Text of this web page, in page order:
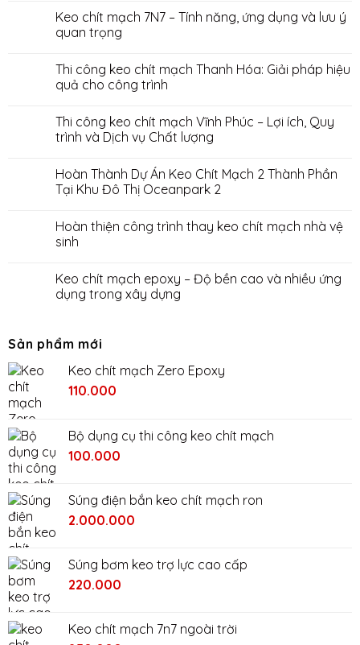
Keo chít mạch 7N7 – Tính năng, ứng dụng và lưu ý
quan trọng
Thi công keo chít mạch Thanh Hóa: Giải pháp hiệu
quả cho công trình
Thi công keo chít mạch Vĩnh Phúc – Lợi ích, Quy
trình và Dịch vụ Chất lượng
Hoàn Thành Dự Án Keo Chít Mạch 2 Thành Phần
Tại Khu Đô Thị Oceanpark 2
Hoàn thiện công trình thay keo chít mạch nhà vệ
sinh
Keo chít mạch epoxy – Độ bền cao và nhiều ứng
dụng trong xây dựng
Sản phẩm mới
Keo chít mạch Zero Epoxy
110.000
Bộ dụng cụ thi công keo chít mạch
Giá
200.000₫.
100.000
là:
100.000₫.
Súng điện bắn keo chít mạch ron
Giá
2.400.000₫.
2.000.000
là:
Súng bơm keo trợ lực cao cấp
220.000
Keo chít mạch 7n7 ngoài trời